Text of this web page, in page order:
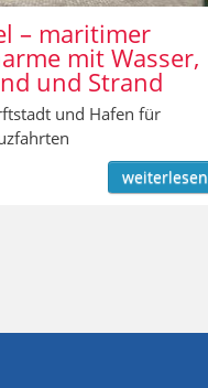
– maritimer
mit Wasser,
und Strand
und Hafen für
weiterlesen